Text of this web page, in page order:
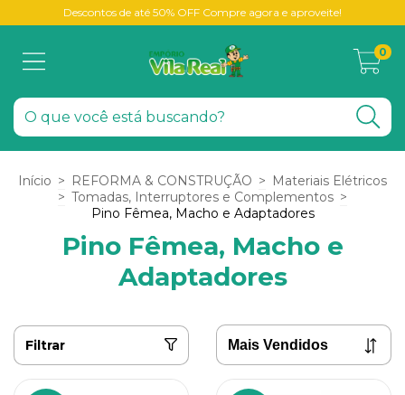
Descontos de até 50% OFF Compre agora e aproveite!
0
Início > REFORMA & CONSTRUÇÃO > Materiais Elétricos
> Tomadas, Interruptores e Complementos >
Pino Fêmea, Macho e Adaptadores
Pino Fêmea, Macho e
Adaptadores
Filtrar